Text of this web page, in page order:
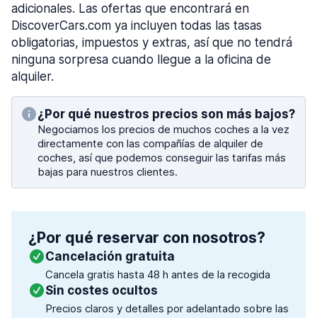
adicionales. Las ofertas que encontrará en
DiscoverCars.com ya incluyen todas las tasas
obligatorias, impuestos y extras, así que no tendrá
ninguna sorpresa cuando llegue a la oficina de
alquiler.
¿Por qué nuestros precios son más bajos?
Negociamos los precios de muchos coches a la vez
directamente con las compañías de alquiler de
coches, así que podemos conseguir las tarifas más
bajas para nuestros clientes.
¿Por qué reservar con nosotros?
Cancelación gratuita
Cancela gratis hasta 48 h antes de la recogida
Sin costes ocultos
Precios claros y detalles por adelantado sobre las